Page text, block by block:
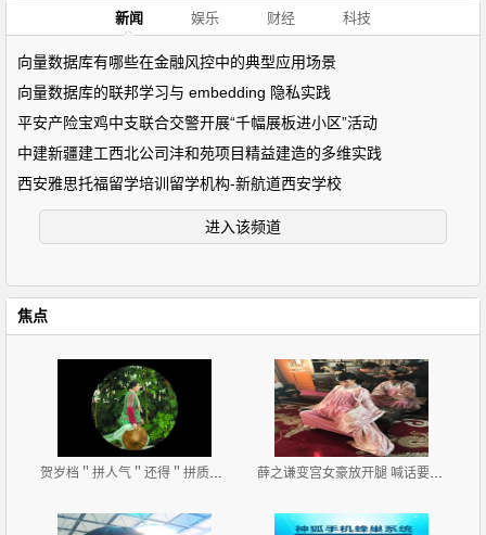
新闻 娱乐 财经 科技
向量数据库有哪些在金融风控中的典型应用场景
向量数据库的联邦学习与 embedding 隐私实践
平安产险宝鸡中支联合交警开展“千幅展板进小区”活动
中建新疆建工西北公司沣和苑项目精益建造的多维实践
西安雅思托福留学培训留学机构-新航道西安学校
进入该频道
焦点
贺岁档＂拼人气＂还得＂拼质量＂ 四部大腕新片看哪部 薛之谦变宫女豪放开腿 喊话要找个女朋友